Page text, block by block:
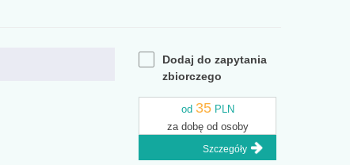
Dodaj do zapytania
zbiorczego
od 35PLN
za dobę od osoby
Szczegóły